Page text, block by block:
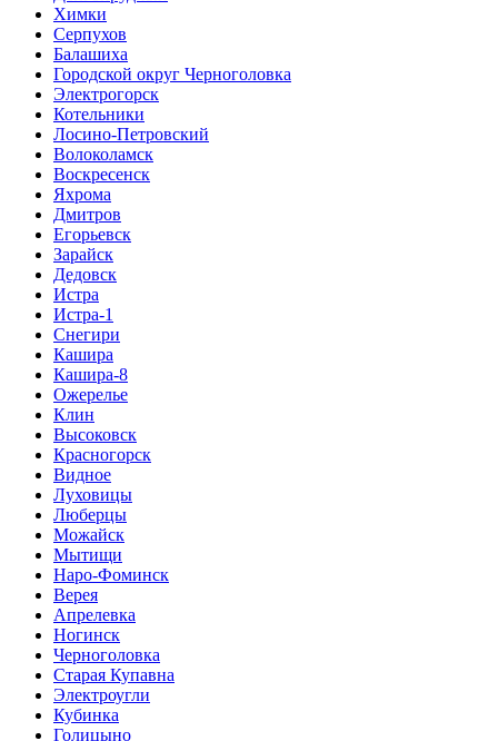
Химки
Серпухов
Балашиха
Городской округ Черноголовка
Электрогорск
Котельники
Лосино-Петровский
Волоколамск
Воскресенск
Яхрома
Дмитров
Егорьевск
Зарайск
Дедовск
Истра
Истра-1
Снегири
Кашира
Кашира-8
Ожерелье
Клин
Высоковск
Красногорск
Видное
Луховицы
Люберцы
Можайск
Мытищи
Наро-Фоминск
Верея
Апрелевка
Ногинск
Черноголовка
Старая Купавна
Электроугли
Кубинка
Голицыно